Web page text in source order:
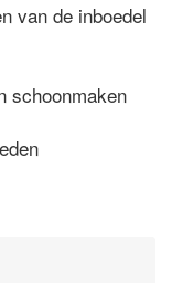
van de inboedel
schoonmaken